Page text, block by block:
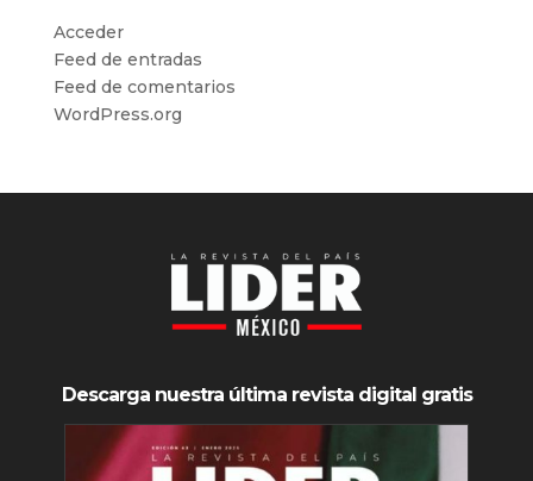
Acceder
Feed de entradas
Feed de comentarios
WordPress.org
Descarga nuestra última revista digital gratis